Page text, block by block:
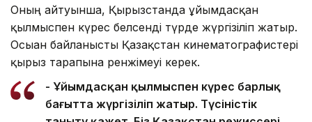
Оның айтуынша, Қырғызстанда ұйымдасқан
қылмыспен күрес белсенді түрде жүргізіліп жатыр.
Осыған байланысты Қазақстан кинематографистері
қырғыз тарапына ренжімеуі керек.
- Ұйымдасқан қылмыспен күрес барлық
бағытта жүргізіліп жатыр. Түсіністік